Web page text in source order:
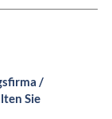
/
Sie